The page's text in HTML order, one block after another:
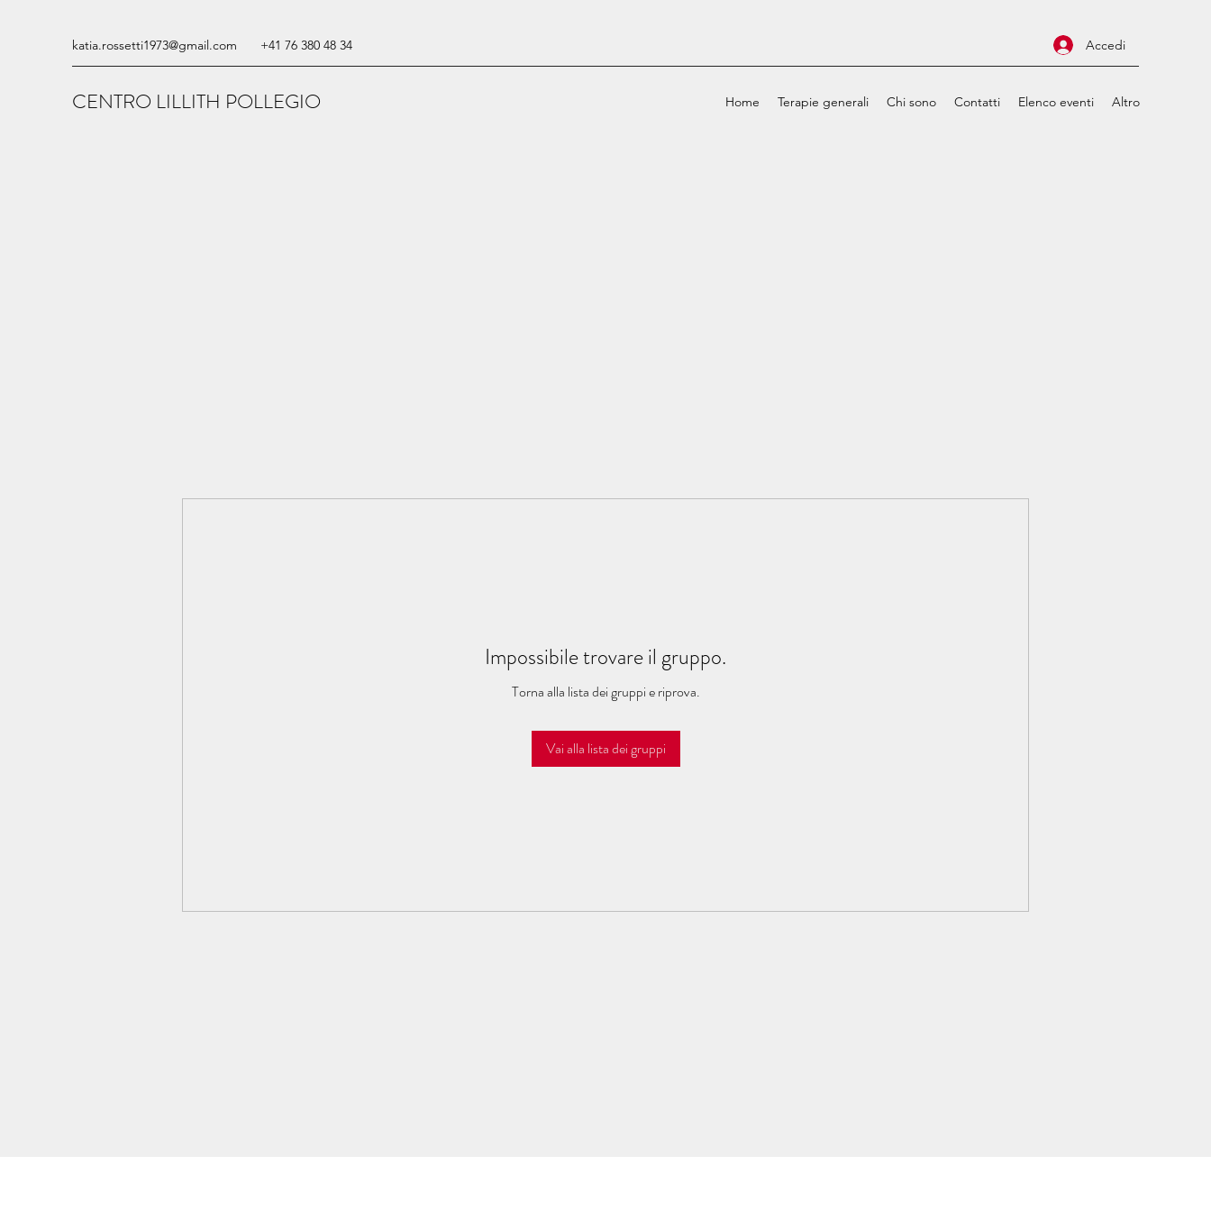
katia.rossetti1973@gmail.com +41 76 380 48 34 Accedi
CENTRO LILLITH POLLEGIO Home Terapie generali Chi sono Contatti Elenco eventi Altro
Impossibile trovare il gruppo.
Torna alla lista dei gruppi e riprova.
Vai alla lista dei gruppi